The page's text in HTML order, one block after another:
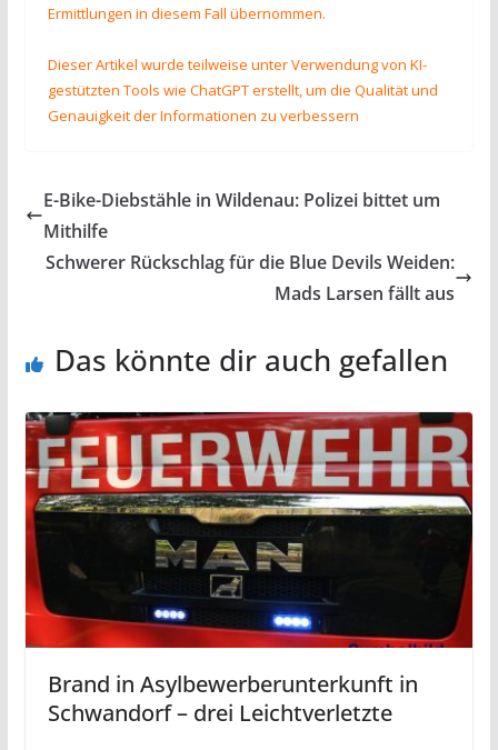
Ermittlungen in diesem Fall übernommen.
Dieser Artikel wurde teilweise unter Verwendung von KI-
gestützten Tools wie ChatGPT erstellt, um die Qualität und
Genauigkeit der Informationen zu verbessern
E-Bike-Diebstähle in Wildenau: Polizei bittet um
Mithilfe
Schwerer Rückschlag für die Blue Devils Weiden:
Mads Larsen fällt aus
Das könnte dir auch gefallen
Brand in Asylbewerberunterkunft in
Schwandorf – drei Leichtverletzte